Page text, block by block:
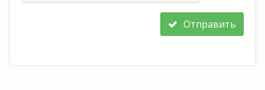
Отправить